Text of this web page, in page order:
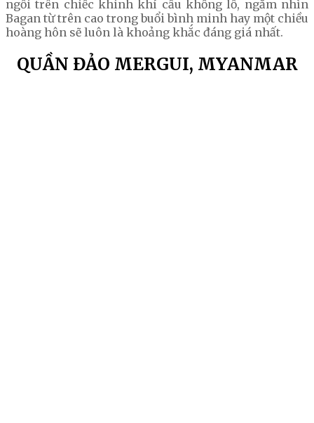
ngồi trên chiếc khinh khí cầu khổng lồ, ngắm nhìn
Bagan từ trên cao trong buổi bình minh hay một chiều
hoàng hôn sẽ luôn là khoảng khắc đáng giá nhất.
QUẦN ĐẢO MERGUI, MYANMAR